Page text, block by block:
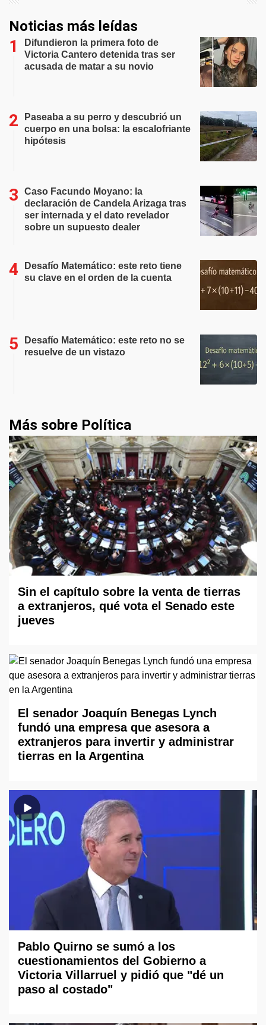
Noticias más leídas
Difundieron la primera foto de
Victoria Cantero detenida tras ser
acusada de matar a su novio
Paseaba a su perro y descubrió un
cuerpo en una bolsa: la escalofriante
hipótesis
Caso Facundo Moyano: la
declaración de Candela Arizaga tras
ser internada y el dato revelador
sobre un supuesto dealer
Desafío Matemático: este reto tiene
su clave en el orden de la cuenta
Desafío Matemático: este reto no se
resuelve de un vistazo
Más sobre Política
Sin el capítulo sobre la venta de tierras
a extranjeros, qué vota el Senado este
jueves
El senador Joaquín Benegas Lynch
fundó una empresa que asesora a
extranjeros para invertir y administrar
tierras en la Argentina
Pablo Quirno se sumó a los
cuestionamientos del Gobierno a
Victoria Villarruel y pidió que "dé un
paso al costado"